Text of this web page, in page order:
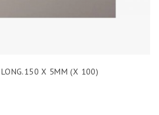
LONG.150 X 5MM (X 100)